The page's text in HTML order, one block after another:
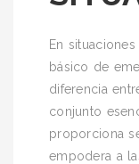
En
básico de
diferencia
conjunto
proporciona
empodera a